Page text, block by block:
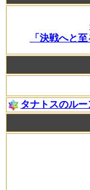
「決戦へと至
タナトスのルー